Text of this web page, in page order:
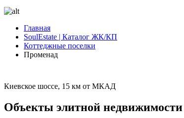
Главная
SoulEstate | Каталог ЖК/КП
Коттеджные поселки
Променад
Киевское шоссе, 15 км от МКАД
Объекты элитной